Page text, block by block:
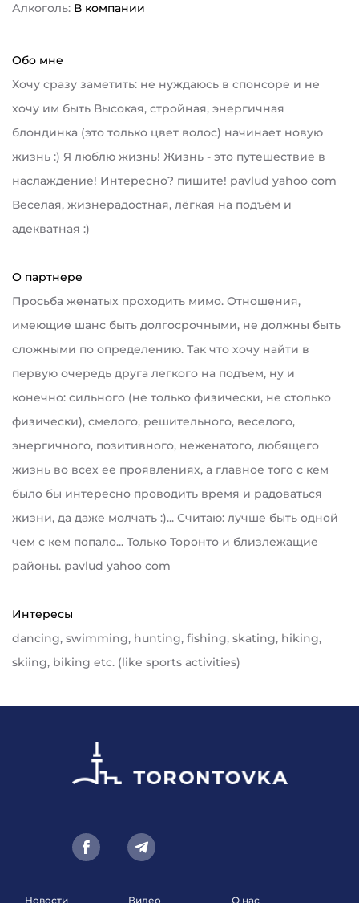
Алкоголь: В компании
Обо мне
Хочу сразу заметить: не нуждаюсь в спонсоре и не
хочу им быть Высокая, стройная, энергичная
блондинка (это только цвет волос) начинает новую
жизнь :) Я люблю жизнь! Жизнь - это путешествие в
наслаждение! Интересно? пишите! pavlud yahoo com
Веселая, жизнерадостная, лёгкая на подъём и
адекватная :)
О партнере
Просьба женатых проходить мимо. Отношения,
имеющие шанс быть долгосрочными, не должны быть
сложными по определению. Так что хочу найти в
первую очередь друга легкого на подъем, ну и
конечно: сильного (не только физически, не столько
физически), смелого, решительного, веселого,
энергичного, позитивного, неженатого, любящего
жизнь во всех ее проявлениях, а главное того с кем
было бы интересно проводить время и радоваться
жизни, да даже молчать :)... Считаю: лучше быть одной
чем с кем попало... Только Торонто и близлежащие
районы. pavlud yahoo com
Интересы
dancing, swimming, hunting, fishing, skating, hiking,
skiing, biking etc. (like sports activities)
Новости Видео О нас